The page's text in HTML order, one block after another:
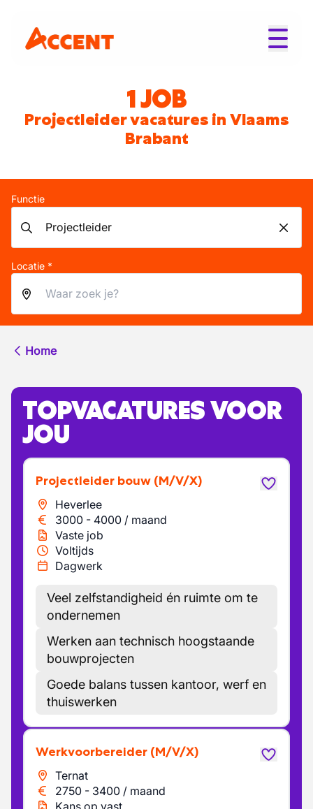
1 JOB
Projectleider vacatures in Vlaams
Brabant
Functie
Locatie *
Home
TOPVACATURES VOOR
JOU
Projectleider bouw (M/V/X)
Heverlee
3000 - 4000 / maand
Vaste job
Voltijds
Dagwerk
Veel zelfstandigheid én ruimte om te
ondernemen
Werken aan technisch hoogstaande
bouwprojecten
Goede balans tussen kantoor, werf en
thuiswerken
Werkvoorbereider (M/V/X)
Ternat
2750 - 3400 / maand
Kans op vast